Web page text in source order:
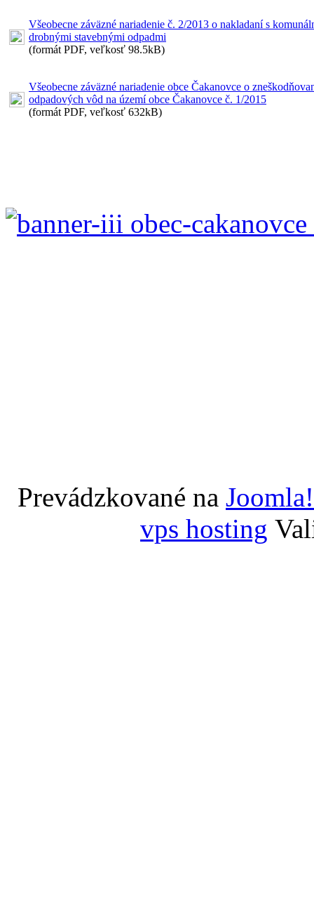
Všeobecne záväzné nariadenie č. 2/2013 o nakladaní s
drobnými stavebnými odpadmi
(formát PDF, veľkosť 98.5kB)
Všeobecne záväzné nariadenie obce Čakanovce o
odpadových vôd na území obce Čakanovce č. 1/2015
(formát PDF, veľkosť 632kB)
Prevádzkované na Joomla!
vps hosting